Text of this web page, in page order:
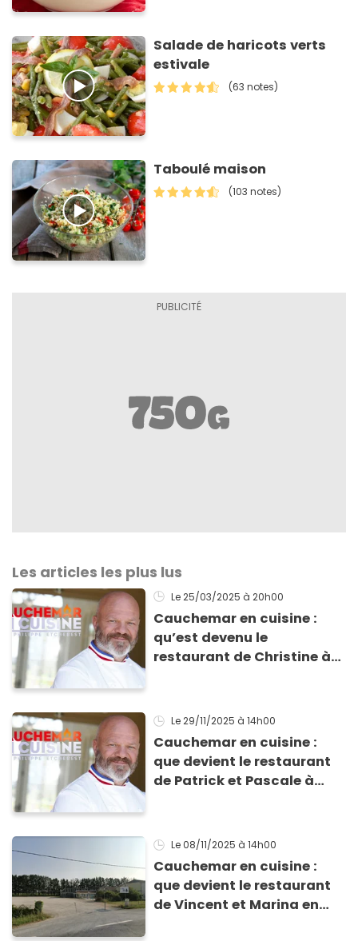
Salade de haricots verts
estivale
(63 notes)
Taboulé maison
(103 notes)
Les articles les plus lus
Le 25/03/2025 à 20h00
Cauchemar en cuisine :
qu’est devenu le
restaurant de Christine à
Le 29/11/2025 à 14h00
Cauchemar en cuisine :
que devient le restaurant
de Patrick et Pascale à
Le 08/11/2025 à 14h00
Cauchemar en cuisine :
que devient le restaurant
de Vincent et Marina en